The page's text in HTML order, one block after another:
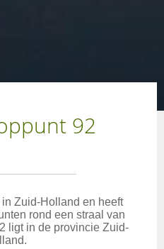
92
Zuid-Holland en heeft
rond een straal van
ligt in de provincie Zuid-